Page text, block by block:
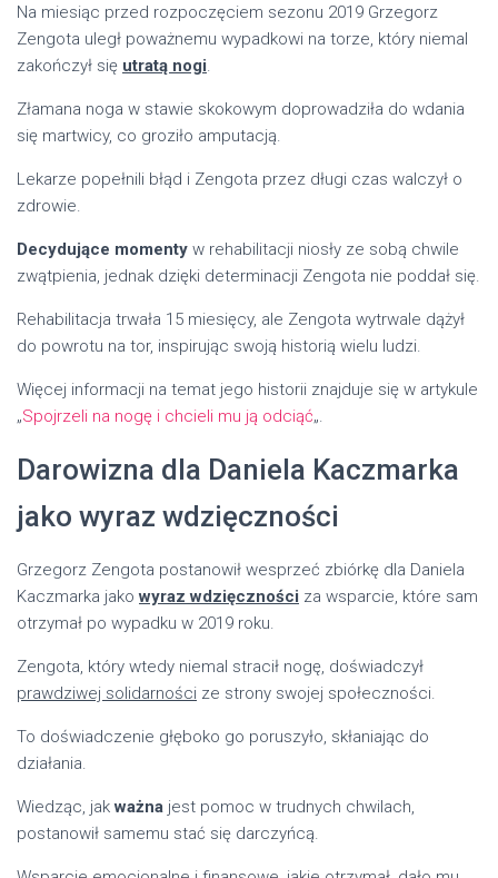
Na miesiąc przed rozpoczęciem sezonu 2019 Grzegorz
Zengota uległ poważnemu wypadkowi na torze, który niemal
zakończył się utratą nogi.
Złamana noga w stawie skokowym doprowadziła do wdania
się martwicy, co groziło amputacją.
Lekarze popełnili błąd i Zengota przez długi czas walczył o
zdrowie.
Decydujące momenty w rehabilitacji niosły ze sobą chwile
zwątpienia, jednak dzięki determinacji Zengota nie poddał się.
Rehabilitacja trwała 15 miesięcy, ale Zengota wytrwale dążył
do powrotu na tor, inspirując swoją historią wielu ludzi.
Więcej informacji na temat jego historii znajduje się w artykule
„Spojrzeli na nogę i chcieli mu ją odciąć„.
Darowizna dla Daniela Kaczmarka
jako wyraz wdzięczności
Grzegorz Zengota postanowił wesprzeć zbiórkę dla Daniela
Kaczmarka jakowyraz wdzięczności za wsparcie, które sam
otrzymał po wypadku w 2019 roku.
Zengota, który wtedy niemal stracił nogę, doświadczył
prawdziwej solidarności ze strony swojej społeczności.
To doświadczenie głęboko go poruszyło, skłaniając do
działania.
Wiedząc, jakważna jest pomoc w trudnych chwilach,
postanowił samemu stać się darczyńcą.